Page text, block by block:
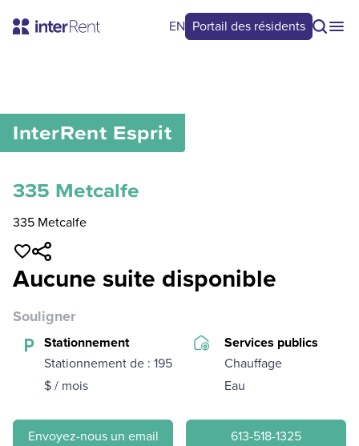
EN Portail des résidents
0/0
InterRent Esprit
335 Metcalfe
335 Metcalfe
Aucune suite disponible
Souligner
Stationnement
Stationnement de : 195
$ / mois
Services publics
Chauffage
Eau
Envoyez-nous un email 613-518-1325